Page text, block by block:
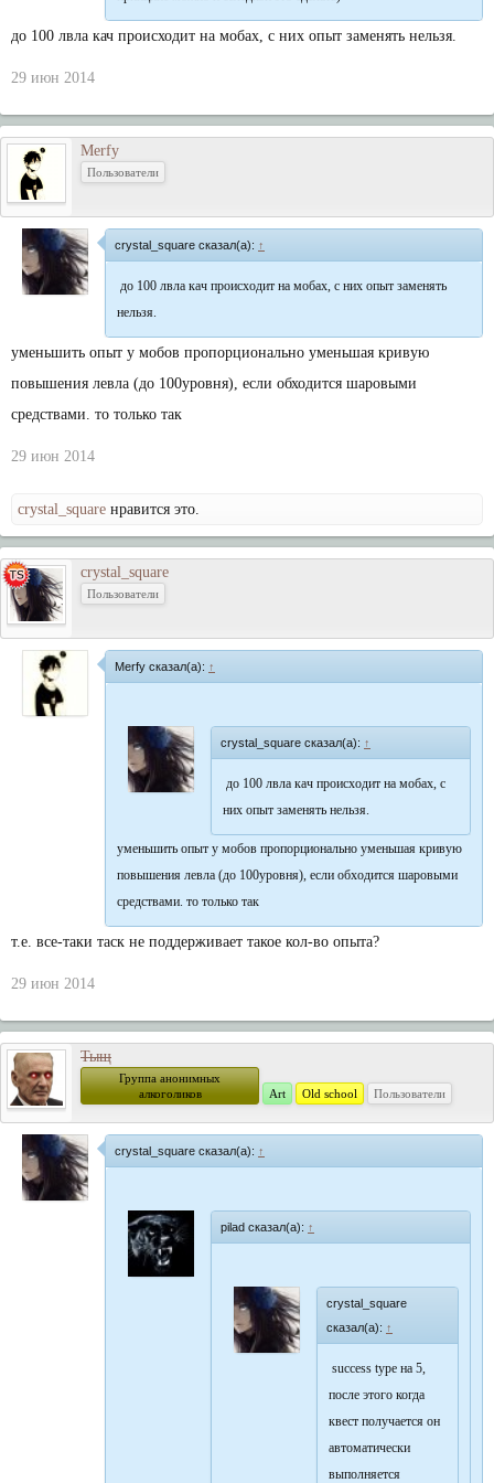
до 100 лвла кач происходит на мобах, с них опыт заменять нельзя.
29 июн 2014
Merfy
Пользователи
crystal_square сказал(а): ↑
до 100 лвла кач происходит на мобах, с них опыт заменять
нельзя.
уменьшить опыт у мобов пропорционально уменьшая кривую
повышения левла (до 100уровня), если обходится шаровыми
средствами. то только так
29 июн 2014
crystal_square нравится это.
crystal_square
Пользователи
Merfy сказал(а): ↑
crystal_square сказал(а): ↑
до 100 лвла кач происходит на мобах, с
них опыт заменять нельзя.
уменьшить опыт у мобов пропорционально уменьшая кривую
повышения левла (до 100уровня), если обходится шаровыми
средствами. то только так
т.е. все-таки таск не поддерживает такое кол-во опыта?
29 июн 2014
Тыщ
Группа анонимных
алкоголиков
Art Old school Пользователи
crystal_square сказал(а): ↑
pilad сказал(а): ↑
crystal_square
сказал(а): ↑
success type на 5,
после этого когда
квест получается он
автоматически
выполняется